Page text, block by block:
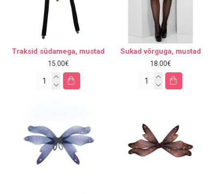
Traksid südamega, mustad
15.00€
Sukad võrguga, mustad
18.00€